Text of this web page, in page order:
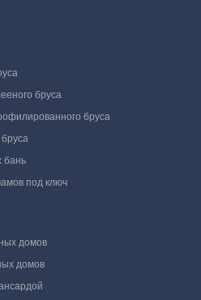
бруса
бруса
бань
под ключ
домов
домов